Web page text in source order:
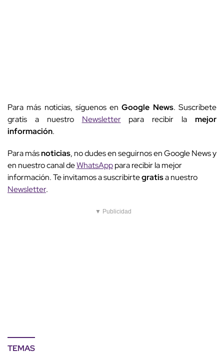
Para más noticias, síguenos enGoogle News. Suscríbete
gratis a nuestro Newsletterpara recibir lamejor
información.
Para másnoticias, no dudes en seguirnos en Google News y
en nuestro canal deWhatsApppara recibir la mejor
información. Te invitamos a suscribirtegratisa nuestro
Newsletter.
▼ Publicidad
TEMAS